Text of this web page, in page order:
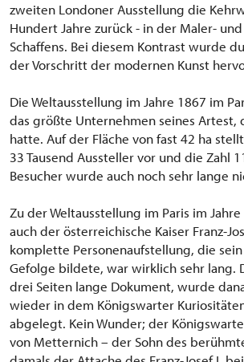
zweiten Londoner Ausstellung die
Hundert Jahre zurück - in der Maler-
Schaffens. Bei diesem Kontrast wurde
der Vorschritt der modernen Kunst
Die Weltausstellung im Jahre 1867 im
das größte Unternehmen seines Artest,
hatte. Auf der Fläche von fast 42 ha
33 Tausend Aussteller vor und die Zahl
Besucher wurde auch noch sehr lange
Zu der Weltausstellung im Paris im
auch der österreichische Kaiser Franz-
komplette Personenaufstellung, die
Gefolge bildete, war wirklich sehr lang.
drei Seiten lange Dokument, wurde
wieder in dem Königswarter
abgelegt. Kein Wunder; der
von Metternich – der Sohn des